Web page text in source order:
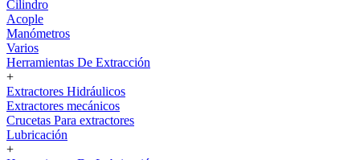
Cilindro
Acople
Manómetros
Varios
Herramientas De Extracción
+
Extractores Hidráulicos
Extractores mecánicos
Crucetas Para extractores
Lubricación
+